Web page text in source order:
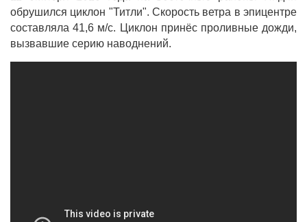
обрушился циклон "Титли". Скорость ветра в эпицентре
составляла 41,6 м/с. Циклон принёс проливные дожди,
вызвавшие серию наводнений.